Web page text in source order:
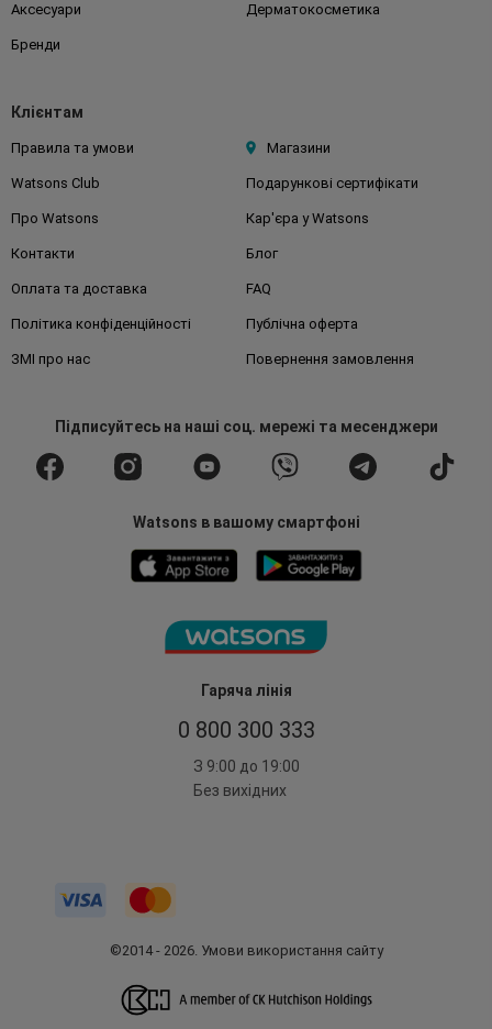
Гаряча лінія
0 800 300 333
З 9:00 до 19:00
Без вихідних
Аксесуари Дерматокосметика
Бренди
Клієнтам
Правила та умови Магазини
Watsons Club Подарункові сертифікати
Про Watsons Кар'єра у Watsons
Контакти Блог
Оплата та доставка FAQ
Політика конфіденційності Публічна оферта
ЗМІ про нас Повернення замовлення
Підписуйтесьна наші соц. мережі та месенджери
Watsons в вашому смартфоні
©2014 - 2026. Умови використання сайту